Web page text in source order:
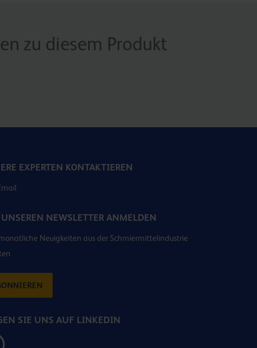
zu diesem Produkt
EXPERTEN KONTAKTIEREN
NEWSLETTER ANMELDEN
Neuigkeiten aus der Schmiermittelindustrie
SIE UNS AUF LINKEDIN